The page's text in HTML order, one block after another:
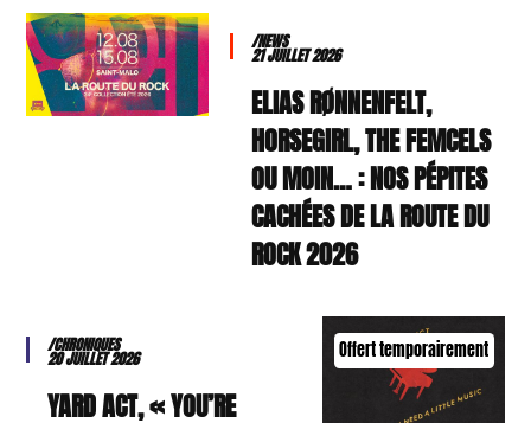
/NEWS
21 JUILLET 2026
ELIAS RØNNENFELT,
HORSEGIRL, THE FEMCELS
OU MOIN… : NOS PÉPITES
CACHÉES DE LA ROUTE DU
ROCK 2026
Offert temporairement
/CHRONIQUES
20 JUILLET 2026
YARD ACT, « YOU’RE